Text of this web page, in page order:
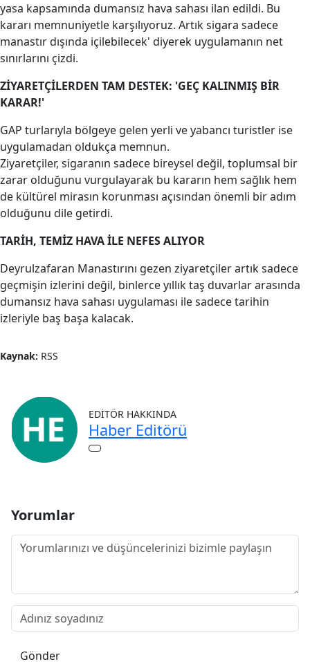
yasa kapsamında dumansız hava sahası ilan edildi. Bu
kararı memnuniyetle karşılıyoruz. Artık sigara sadece
manastır dışında içilebilecek' diyerek uygulamanın net
sınırlarını çizdi.
ZİYARETÇİLERDEN TAM DESTEK: 'GEÇ KALINMIŞ BİR
KARAR!'
GAP turlarıyla bölgeye gelen yerli ve yabancı turistler ise
uygulamadan oldukça memnun.
Ziyaretçiler, sigaranın sadece bireysel değil, toplumsal bir
zarar olduğunu vurgulayarak bu kararın hem sağlık hem
de kültürel mirasın korunması açısından önemli bir adım
olduğunu dile getirdi.
TARİH, TEMİZ HAVA İLE NEFES ALIYOR
Deyrulzafaran Manastırını gezen ziyaretçiler artık sadece
geçmişin izlerini değil, binlerce yıllık taş duvarlar arasında
dumansız hava sahası uygulaması ile sadece tarihin
izleriyle baş başa kalacak.
Kaynak: RSS
EDITÖR HAKKINDA
Haber Editörü
Yorumlar
Gönder